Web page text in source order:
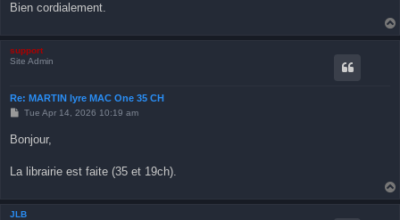
Bien cordialement.
support
Site Admin
Re: MARTIN lyre MAC One 35 CH
P
t
Tue Apr 14, 2026 10:19 am
Bonjour,
La librairie est faite (35 et 19ch).
JLB